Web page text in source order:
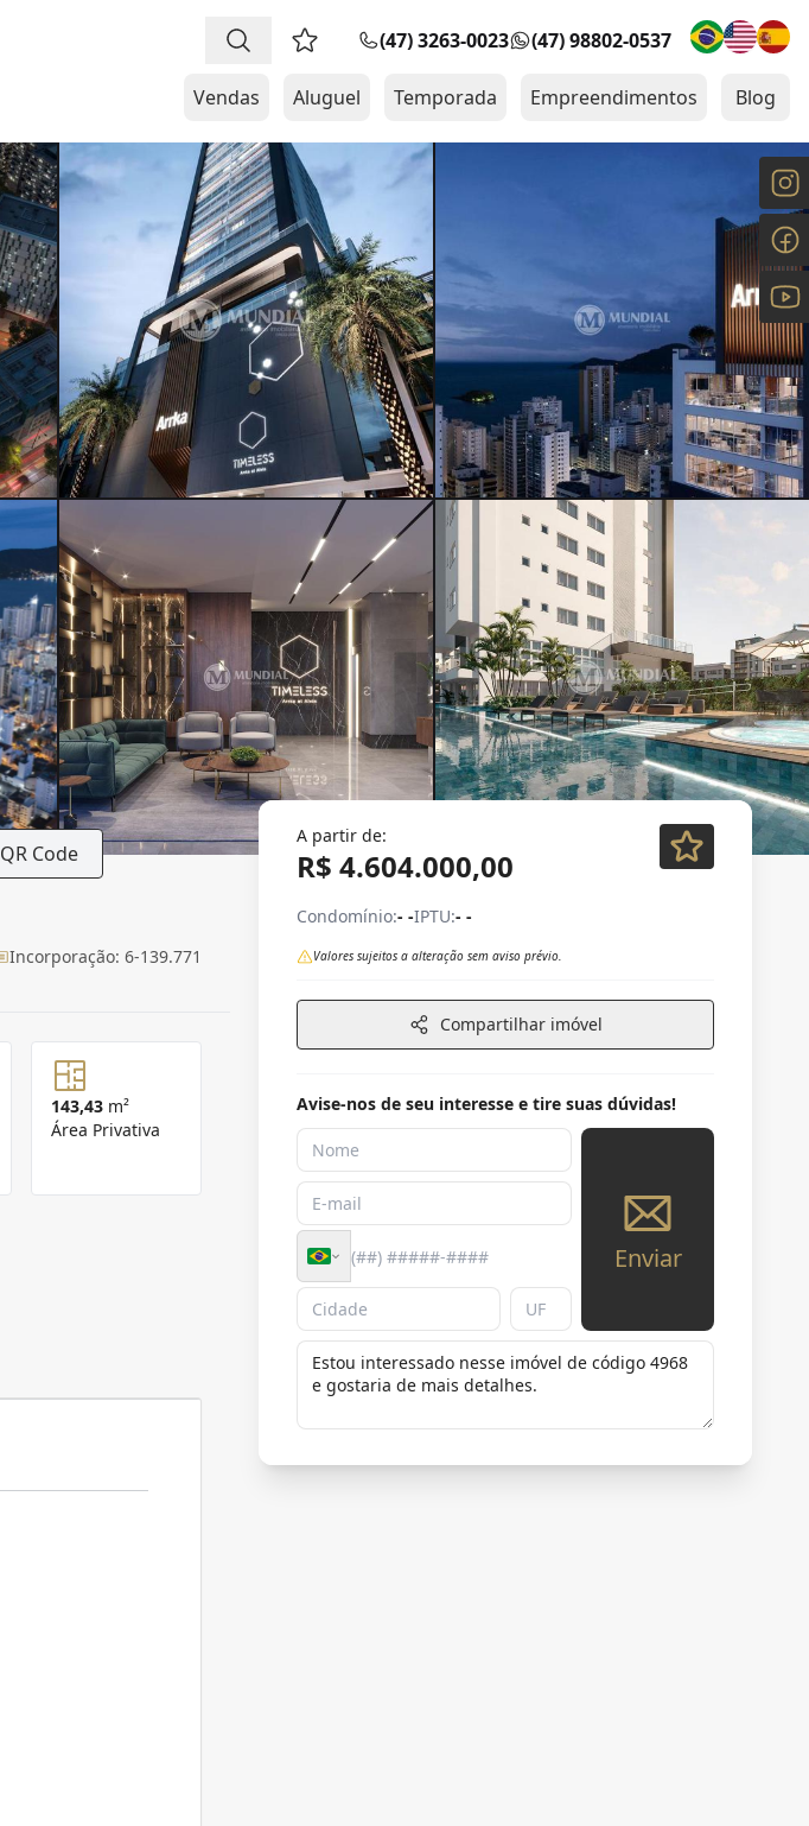
Favoritos (0 itens)
(47) 3263-0023 (47) 98802-0537
Vendas Aluguel Temporada Empreendimentos Blog
QR Code
Incorporação: 6-139.771
143,43 m²
Área Privativa
A partir de:
R$ 4.604.000,00
Condomínio:- -IPTU:- -
Valores sujeitos a alteração sem aviso prévio.
Compartilhar imóvel
Avise-nos de seu interesse e tire suas dúvidas!
Enviar